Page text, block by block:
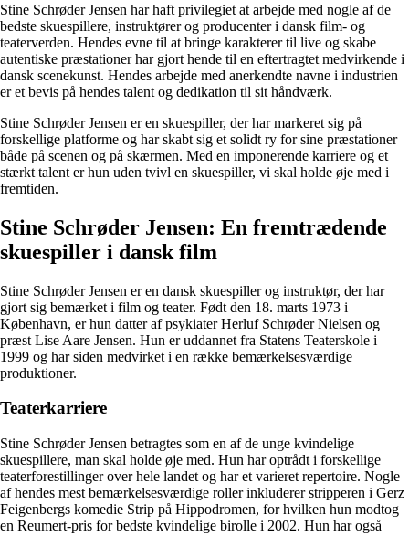
Stine Schrøder Jensen har haft privilegiet at arbejde med nogle af de
bedste skuespillere, instruktører og producenter i dansk film- og
teaterverden. Hendes evne til at bringe karakterer til live og skabe
autentiske præstationer har gjort hende til en eftertragtet medvirkende i
dansk scenekunst. Hendes arbejde med anerkendte navne i industrien
er et bevis på hendes talent og dedikation til sit håndværk.
Stine Schrøder Jensen er en skuespiller, der har markeret sig på
forskellige platforme og har skabt sig et solidt ry for sine præstationer
både på scenen og på skærmen. Med en imponerende karriere og et
stærkt talent er hun uden tvivl en skuespiller, vi skal holde øje med i
fremtiden.
Stine Schrøder Jensen: En fremtrædende
skuespiller i dansk film
Stine Schrøder Jensen er en dansk skuespiller og instruktør, der har
gjort sig bemærket i film og teater. Født den 18. marts 1973 i
København, er hun datter af psykiater Herluf Schrøder Nielsen og
præst Lise Aare Jensen. Hun er uddannet fra Statens Teaterskole i
1999 og har siden medvirket i en række bemærkelsesværdige
produktioner.
Teaterkarriere
Stine Schrøder Jensen betragtes som en af de unge kvindelige
skuespillere, man skal holde øje med. Hun har optrådt i forskellige
teaterforestillinger over hele landet og har et varieret repertoire. Nogle
af hendes mest bemærkelsesværdige roller inkluderer stripperen i Gerz
Feigenbergs komedie Strip på Hippodromen, for hvilken hun modtog
en Reumert-pris for bedste kvindelige birolle i 2002. Hun har også